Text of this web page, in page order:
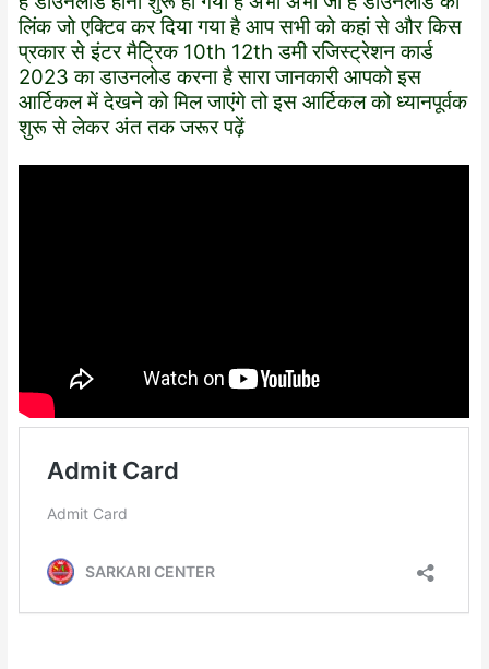
लिंक जो एक्टिव कर दिया गया है आप सभी को कहां से और किस
प्रकार से इंटर मैट्रिक 10th 12th डमी रजिस्ट्रेशन कार्ड
2023 का डाउनलोड करना है सारा जानकारी आपको इस
आर्टिकल में देखने को मिल जाएंगे तो इस आर्टिकल को ध्यानपूर्वक
शुरू से लेकर अंत तक जरूर पढ़ें